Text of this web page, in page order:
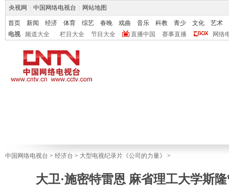
央视网 中国网络电视台 网站地图
首页 新闻 经济 体育 综艺 春晚 戏曲 音乐 科教 青少 文化
艺术
电视
频道大全 栏目大全 节目大全 直播中国 赛事直播 网络
中国网络电视台 > 经济台 > 大型电视纪录片《公司的力量》 >
大卫·施密特雷恩 麻省理工大学斯